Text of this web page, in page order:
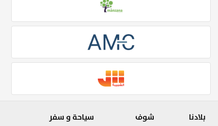
بلادنا
شوف
سياحة و سفر